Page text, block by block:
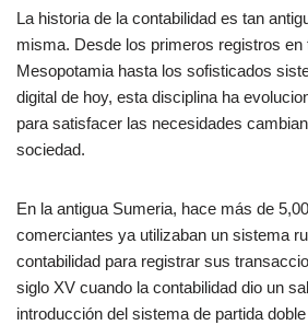
La historia de la contabilidad es tan
misma. Desde los primeros registros en
Mesopotamia hasta los sofisticados
digital de hoy, esta disciplina ha
para satisfacer las necesidades
sociedad.
En la antigua Sumeria, hace más de
comerciantes ya utilizaban un sistema
contabilidad para registrar sus
siglo XV cuando la contabilidad dio un
introducción del sistema de partida